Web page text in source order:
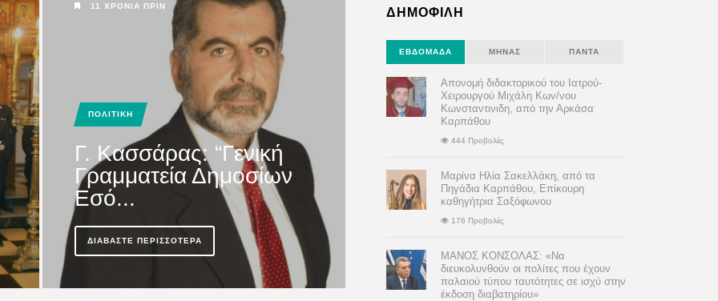
11 ΧΡΌΝΙΑ ΠΡΙΝ
ΠΟΛΙΤΙΚΗ
Γ. Κασσάρας: “Γενική
Γραμματεία Δημοσίων
Εσό...
ΔΙΑΒΆΣΤΕ ΠΕΡΙΣΣΌΤΕΡΑ
ΔΗΜΟΦΙΛΗ
ΕΒΔΟΜΆΔΑ ΜΉΝΑΣ ΠΆΝΤΑ
Απονομή διδακτορικού του Ιατρού-
Χειρουργού Μιχάλη Κων/νου
Κωνσταντινιδη, από την Αρκάσα
Καρπάθου
444 Προβολές
Μαρίνα Ηλία Σακελλάκη, από τα
Πηγάδια Καρπάθου, Επίκουρη
καθηγήτρια Σαξόφωνου
176 Προβολές
ΜΑΝΟΣ ΚΟΝΣΟΛΑΣ: «Να
διευκολυνθούν οι πολίτες που έχουν
παλαιού τύπου ταυτότητες σε ισχύ στην
έκδοση διαβατηρίου»